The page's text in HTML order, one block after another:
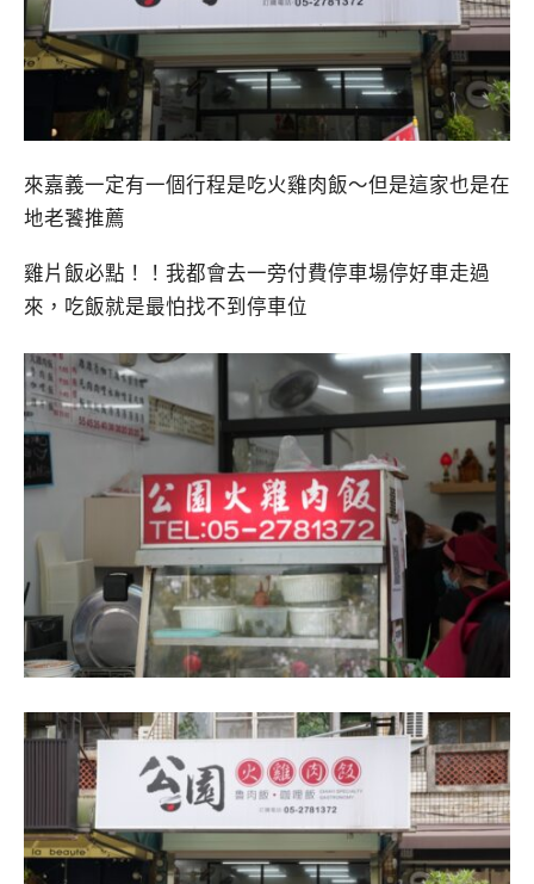
來嘉義一定有一個行程是吃火雞肉飯～但是這家也是在
地老饕推薦
雞片飯必點！！我都會去一旁付費停車場停好車走過
來，吃飯就是最怕找不到停車位